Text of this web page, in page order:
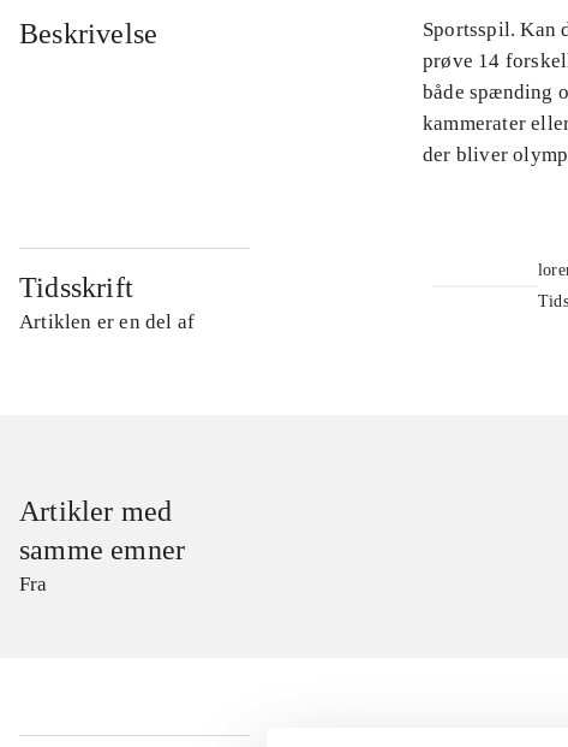
Beskrivelse
Sportsspil. Kan
prøve 14
både spænding
kammerater
der bliver
Tidsskrift
Artiklen er en del af
Artikler med
samme emner
Fra